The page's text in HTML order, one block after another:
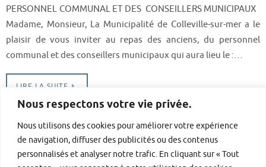
Nous respectons votre vie privée.
Nous utilisons des cookies pour améliorer votre expérience
de navigation, diffuser des publicités ou des contenus
personnalisés et analyser notre trafic. En cliquant sur « Tout
PERSONNEL COMMUNAL ET DES CONSEILLERS MUNICIPAUX
Madame, Monsieur, La Municipalité de Colleville-sur-mer a le
plaisir de vous inviter au repas des anciens, du personnel
communal et des conseillers municipaux qui aura lieu le :…
LIRE LA SUITE
Barre latérale droite